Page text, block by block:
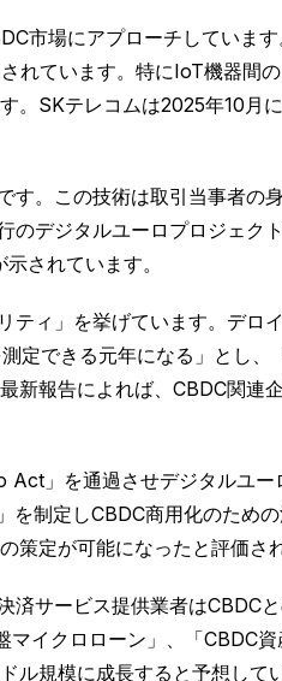
市場にアプローチしていま
ています。特にIoT機器間
SKテレコムは2025年10月
。この技術は取引当事者の
デジタルユーロプロジェク
されています。
ィ」を挙げています。デロ
定できる元年になる」とし
新報告によれば、CBDC関
」を通過させデジタルユ
制定しCBDC商用化のため
定が可能になったと評価さ
サービス提供業者はCBDC
イクロローン」、「CBDC
規模に成長すると予想してい